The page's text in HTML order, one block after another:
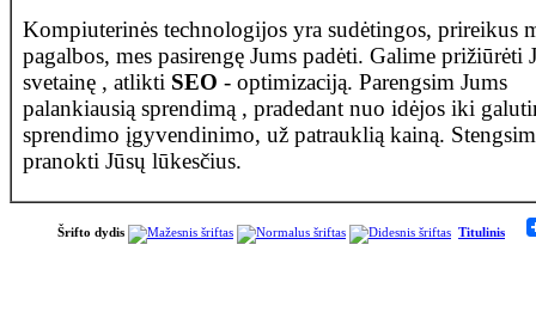
Kompiuterinės technologijos yra sudėtingos, prireikus
pagalbos, mes pasirengę Jums padėti. Galime prižiūrėti
svetainę , atlikti SEO - optimizaciją. Parengsim Jums
palankiausią sprendimą , pradedant nuo idėjos iki
sprendimo įgyvendinimo, už patrauklią kainą.
pranokti Jūsų lūkesčius.
Šrifto dydis Titulinis